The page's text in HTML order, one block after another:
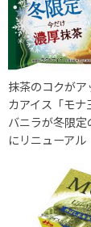
抹茶のコクが
カアイス「モナ
バニラが冬限
にリニューアル